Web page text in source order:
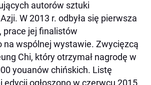
autorów sztuki
W 2013 r. odbyła się pierwsza
prace jej finalistów
na wspólnej wystawie. Zwycięzcą
Chi, który otrzymał nagrodę w
youanów chińskich. Listę
ogłoszono w czerwcu 2015